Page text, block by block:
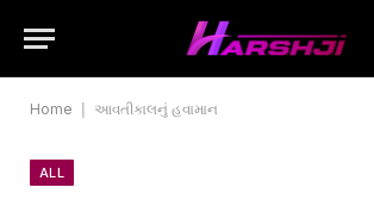
Home આવતીકાલનું હવામાન
ALL